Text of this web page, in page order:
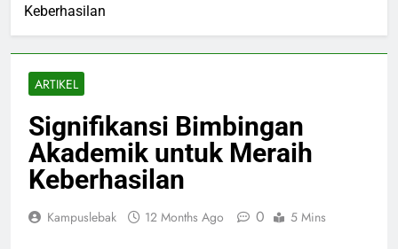
Keberhasilan
ARTIKEL
Signifikansi Bimbingan
Akademik untuk Meraih
Keberhasilan
Kampuslebak 12 Months Ago 0 5 Mins